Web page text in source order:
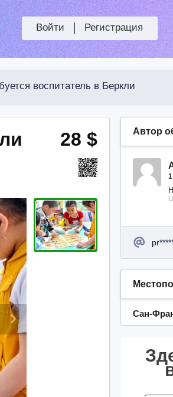
Регистрация
Войти
воспитатель в Беркли
28 $ Автор
Сан-